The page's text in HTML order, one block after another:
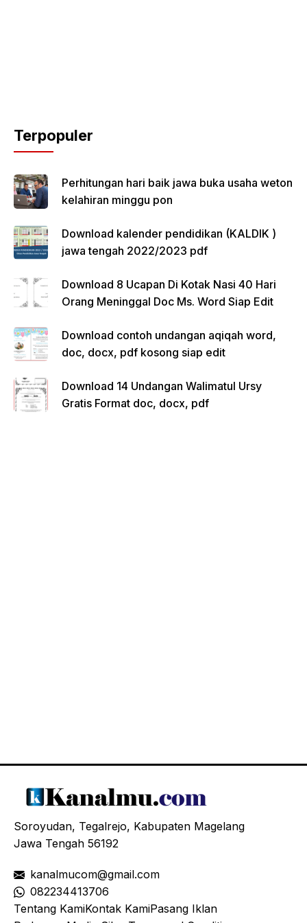
Terpopuler
Perhitungan hari baik jawa buka usaha weton
kelahiran minggu pon
Download kalender pendidikan (KALDIK )
jawa tengah 2022/2023 pdf
Download 8 Ucapan Di Kotak Nasi 40 Hari
Orang Meninggal Doc Ms. Word Siap Edit
Download contoh undangan aqiqah word,
doc, docx, pdf kosong siap edit
Download 14 Undangan Walimatul Ursy
Gratis Format doc, docx, pdf
Soroyudan, Tegalrejo, Kabupaten Magelang
Jawa Tengah 56192
kanalmucom@gmail.com
082234413706
Tentang KamiKontak KamiPasang Iklan